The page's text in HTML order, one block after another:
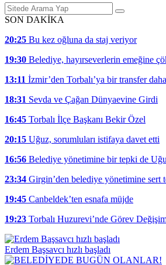
SON DAKİKA
20:25 Bu kez oğluna da staj veriyor
19:30 Belediye, hayırseverlerin emeğine
13:11 İzmir’den Torbalı’ya bir transfer
18:31 Sevda ve Çağan Dünyaevine Girdi
16:45 Torbalı İlçe Başkanı Bekir Özel
20:15 Uğuz, sorumluları istifaya davet etti
16:56 Belediye yönetimine bir tepki de
23:34 Girgin’den belediye yönetimine sert
19:45 Canbeldek’ten esnafa müjde
19:23 Torbalı Huzurevi’nde Görev
Erdem Başsavcı hızlı başladı